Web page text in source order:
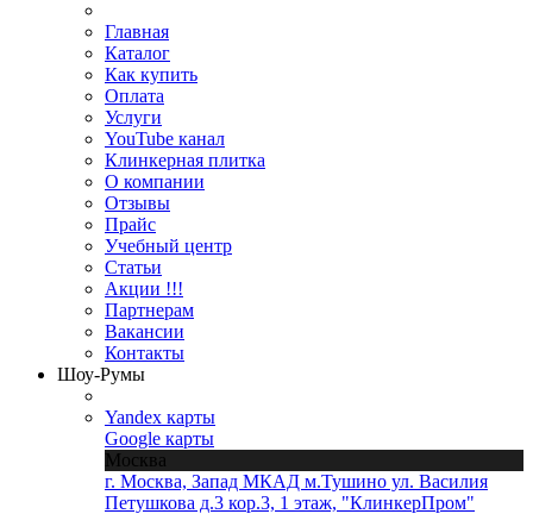
Главная
Каталог
Как купить
Оплата
Услуги
YouTube канал
Клинкерная плитка
О компании
Отзывы
Прайс
Учебный центр
Статьи
Акции !!!
Партнерам
Вакансии
Контакты
Шоу-Румы
Yandex карты
Google карты
Москва
г. Москва, Запад МКАД м.Тушино ул. Василия
Петушкова д.3 кор.3, 1 этаж, "КлинкерПром"